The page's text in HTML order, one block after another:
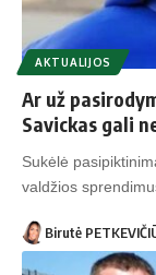
AKTUALIJOS
Ar už
Savickas gali
Sukėlė
valdžios
Birutė